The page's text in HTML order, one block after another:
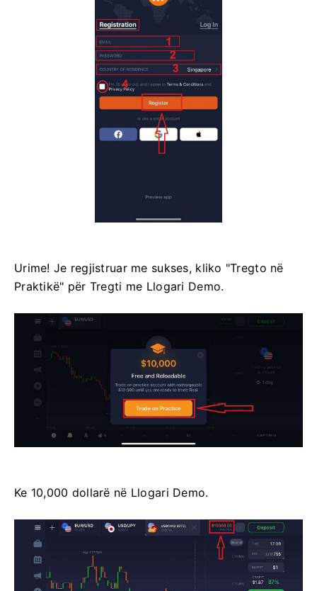
Urime! Je regjistruar me sukses, kliko "Tregto në
Praktikë" për Tregti me Llogari Demo.
Ke 10,000 dollarë në Llogari Demo.